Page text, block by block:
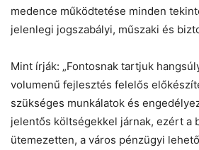
medence működtetése minden
jelenlegi jogszabályi, műszaki és
Mint írják: „Fontosnak tartjuk
volumenű fejlesztés felelős
szükséges munkálatok és
jelentős költségekkel járnak, ezért a
ütemezetten, a város pénzügyi